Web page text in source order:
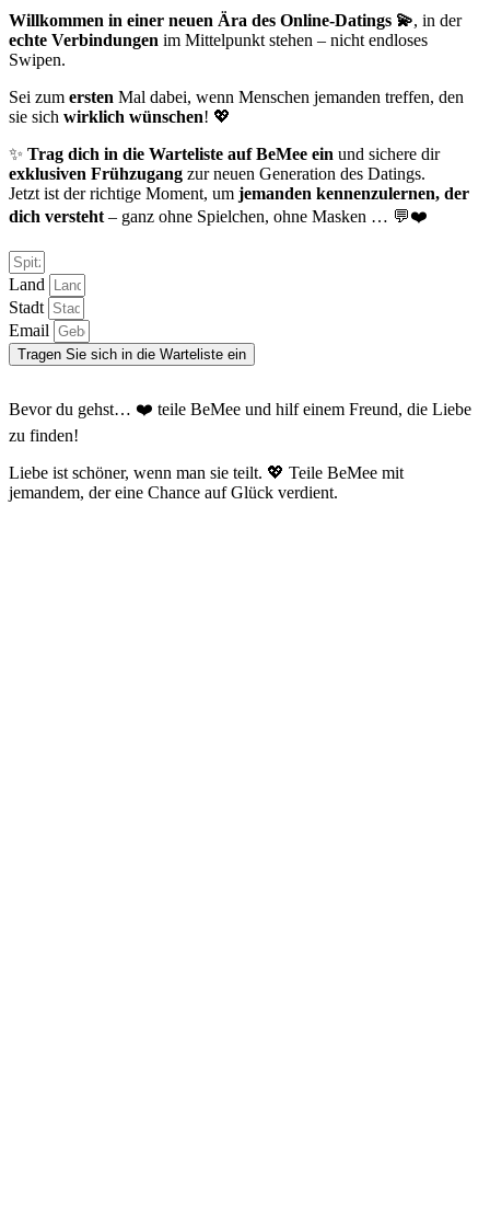
Willkommen in einer neuen Ära des Online-Datings 💫, in der
echte Verbindungen im Mittelpunkt stehen – nicht endloses
Swipen.
Sei zum ersten Mal dabei, wenn Menschen jemanden treffen, den
sie sich wirklich wünschen! 💖
✨ Trag dich in die Warteliste auf BeMee ein und sichere dir
exklusiven Frühzugang zur neuen Generation des Datings.
Jetzt ist der richtige Moment, um jemanden kennenzulernen, der
dich versteht – ganz ohne Spielchen, ohne Masken … 💬❤️
Land
Stadt
Email
Tragen Sie sich in die Warteliste ein
Bevor du gehst… ❤️ teile BeMee und hilf einem Freund, die Liebe
zu finden!
Liebe ist schöner, wenn man sie teilt. 💖 Teile BeMee mit
jemandem, der eine Chance auf Glück verdient.